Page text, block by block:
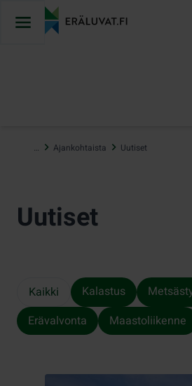
sisältöön
… Ajankohtaista Uutiset
Uutiset
Kaikki Kalastus
Erävalvonta
Maastoliikenne